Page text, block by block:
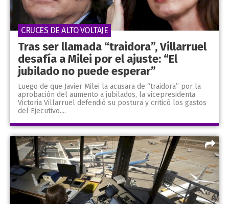
Tras ser llamada “traidora”, Villarruel
desafía a Milei por el ajuste: “El
jubilado no puede esperar”
Luego de que Javier Milei la acusara de “traidora” por la
aprobación del aumento a jubilados, la vicepresidenta
Victoria Villarruel defendió su postura y criticó los gastos
del Ejecutivo....
CRUCES DE ALTO VOLTAJE